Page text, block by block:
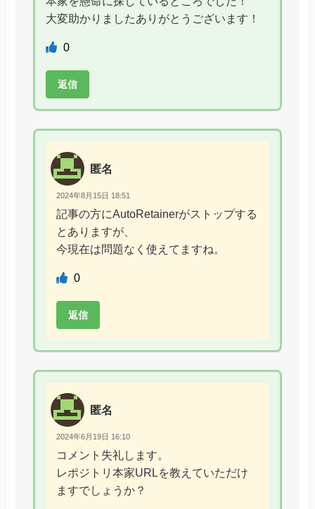
大変助かりましたありがとうございます！
0
返信
匿名
2024年8月15日 18:51
記事の方にAutoRetainerがストップする
とありますが、
今現在は問題なく使えてますね。
0
返信
匿名
2024年6月19日 16:10
コメント失礼します。
レポジトリ本家URLを教えていただけ
ますでしょうか？